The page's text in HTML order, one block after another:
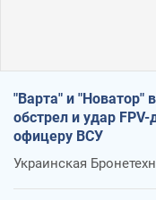
"Варта" и
обстрел и удар
офицеру ВСУ
Украинская